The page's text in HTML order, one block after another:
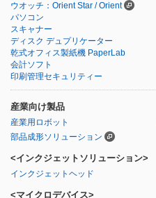
ウオッチ：Orient Star / Orient
パソコン
スキャナー
ディスク デュプリケーター
乾式オフィス製紙機 PaperLab
会計ソフト
印刷管理セキュリティー
産業向け製品
産業用ロボット
部品成形ソリューション
<インクジェットソリューション>
インクジェットヘッド
<マイクロデバイス>